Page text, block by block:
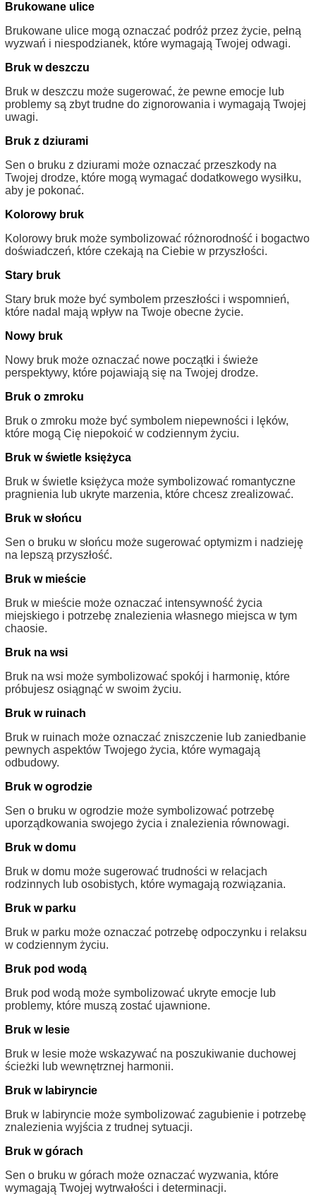
Brukowane ulice
Brukowane ulice mogą oznaczać podróż przez życie, pełną
wyzwań i niespodzianek, które wymagają Twojej odwagi.
Bruk w deszczu
Bruk w deszczu może sugerować, że pewne emocje lub
problemy są zbyt trudne do zignorowania i wymagają Twojej
uwagi.
Bruk z dziurami
Sen o bruku z dziurami może oznaczać przeszkody na
Twojej drodze, które mogą wymagać dodatkowego wysiłku,
aby je pokonać.
Kolorowy bruk
Kolorowy bruk może symbolizować różnorodność i bogactwo
doświadczeń, które czekają na Ciebie w przyszłości.
Stary bruk
Stary bruk może być symbolem przeszłości i wspomnień,
które nadal mają wpływ na Twoje obecne życie.
Nowy bruk
Nowy bruk może oznaczać nowe początki i świeże
perspektywy, które pojawiają się na Twojej drodze.
Bruk o zmroku
Bruk o zmroku może być symbolem niepewności i lęków,
które mogą Cię niepokoić w codziennym życiu.
Bruk w świetle księżyca
Bruk w świetle księżyca może symbolizować romantyczne
pragnienia lub ukryte marzenia, które chcesz zrealizować.
Bruk w słońcu
Sen o bruku w słońcu może sugerować optymizm i nadzieję
na lepszą przyszłość.
Bruk w mieście
Bruk w mieście może oznaczać intensywność życia
miejskiego i potrzebę znalezienia własnego miejsca w tym
chaosie.
Bruk na wsi
Bruk na wsi może symbolizować spokój i harmonię, które
próbujesz osiągnąć w swoim życiu.
Bruk w ruinach
Bruk w ruinach może oznaczać zniszczenie lub zaniedbanie
pewnych aspektów Twojego życia, które wymagają
odbudowy.
Bruk w ogrodzie
Sen o bruku w ogrodzie może symbolizować potrzebę
uporządkowania swojego życia i znalezienia równowagi.
Bruk w domu
Bruk w domu może sugerować trudności w relacjach
rodzinnych lub osobistych, które wymagają rozwiązania.
Bruk w parku
Bruk w parku może oznaczać potrzebę odpoczynku i relaksu
w codziennym życiu.
Bruk pod wodą
Bruk pod wodą może symbolizować ukryte emocje lub
problemy, które muszą zostać ujawnione.
Bruk w lesie
Bruk w lesie może wskazywać na poszukiwanie duchowej
ścieżki lub wewnętrznej harmonii.
Bruk w labiryncie
Bruk w labiryncie może symbolizować zagubienie i potrzebę
znalezienia wyjścia z trudnej sytuacji.
Bruk w górach
Sen o bruku w górach może oznaczać wyzwania, które
wymagają Twojej wytrwałości i determinacji.